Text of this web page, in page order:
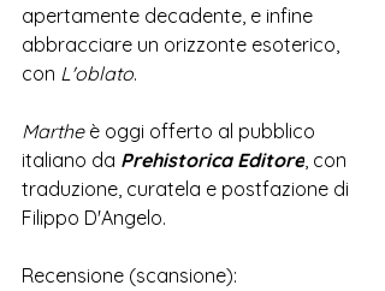
apertamente decadente, e infine
abbracciare un orizzonte esoterico,
con L'oblato.
Marthe è oggi offerto al pubblico
italiano da Prehistorica Editore, con
traduzione, curatela e postfazione di
Filippo D'Angelo.
Recensione (scansione):